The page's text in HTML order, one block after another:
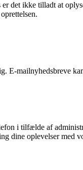
det ikke tilladt at
E-mailnyhedsbreve
i tilfælde af
dine oplevelser med